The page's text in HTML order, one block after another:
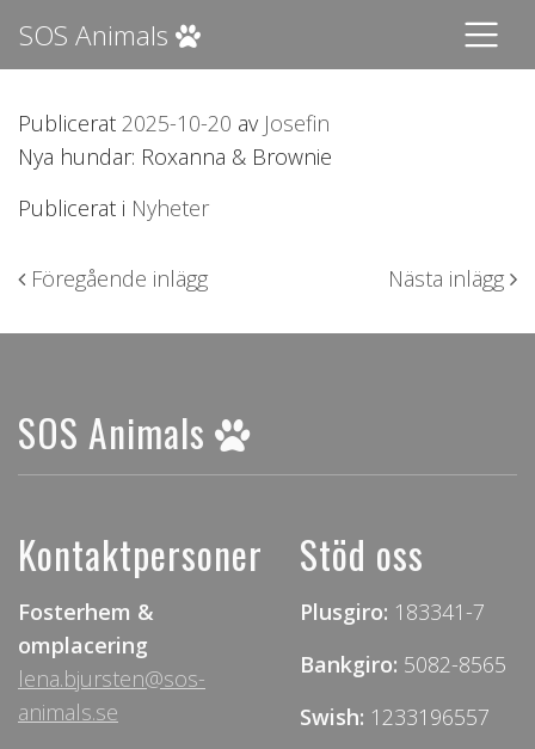
SOS Animals
Publicerat 2025-10-20 av Josefin
Nya hundar: Roxanna & Brownie
Publicerat i Nyheter
Inläggsnavigering
Föregående inlägg Nästa inlägg
SOS Animals
Kontaktpersoner
Fosterhem &
omplacering
lena.bjursten@sos-
animals.se
Stöd oss
Plusgiro: 183341-7
Bankgiro: 5082-8565
Swish: 1233196557